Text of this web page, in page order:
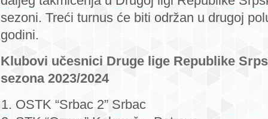
sezoni. Treći turnus će biti održan u drugoj
godini.
Klubovi učesnici Druge lige Republike
sezona 2023/2024
OSTK “Srbac 2” Srbac